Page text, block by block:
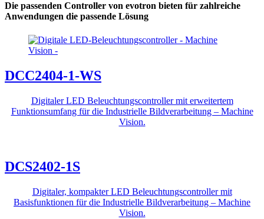
Die passenden Controller von evotron bieten für zahlreiche
Anwendungen die passende Lösung
DCC2404-1-WS
Digitaler LED Beleuchtungscontroller mit erweitertem
Funktionsumfang für die Industrielle Bildverarbeitung – Machine
Vision.
DCS2402-1S
Digitaler, kompakter LED Beleuchtungscontroller mit
Basisfunktionen für die Industrielle Bildverarbeitung – Machine
Vision.